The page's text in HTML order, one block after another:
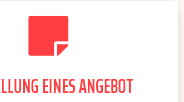
EINES ANGEBOT